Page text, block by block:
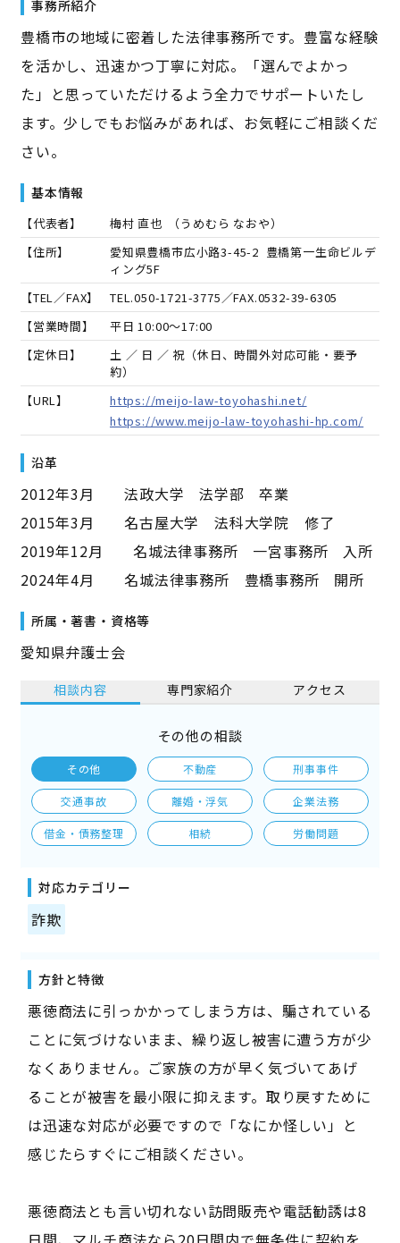
事務所紹介
豊橋市の地域に密着した法律事務所です。豊富な経験
を活かし、迅速かつ丁寧に対応。「選んでよかっ
た」と思っていただけるよう全力でサポートいたし
ます。少しでもお悩みがあれば、お気軽にご相談くだ
さい。
基本情報
【代表者】 梅村 直也 （うめむら なおや）
【住所】
愛知県豊橋市広小路3-45-2 豊橋第一生命ビルデ
ィング5F
【TEL／FAX】
TEL.050-1721-3775 ／FAX.0532-39-6305
【営業時間】
平日 10:00～17:00
【定休日】
土 ／ 日 ／ 祝（休日、時間外対応可能・要予
約）
【URL】
https://meijo-law-toyohashi.net/
https://www.meijo-law-toyohashi-hp.com/
沿革
2012年3月 法政大学 法学部 卒業
2015年3月 名古屋大学 法科大学院 修了
2019年12月 名城法律事務所 一宮事務所 入所
2024年4月 名城法律事務所 豊橋事務所 開所
所属・著書・資格等
愛知県弁護士会
相談内容 専門家紹介 アクセス
その他の相談
その他 不動産 刑事事件
交通事故 離婚・浮気 企業法務
借金・債務整理 相続 労働問題
対応カテゴリー
詐欺
方針と特徴
悪徳商法に引っかかってしまう方は、騙されている
ことに気づけないまま、繰り返し被害に遭う方が少
なくありません。ご家族の方が早く気づいてあげ
ることが被害を最小限に抑えます。取り戻すために
は迅速な対応が必要ですので「なにか怪しい」と
感じたらすぐにご相談ください。
悪徳商法とも言い切れない訪問販売や電話勧誘は8